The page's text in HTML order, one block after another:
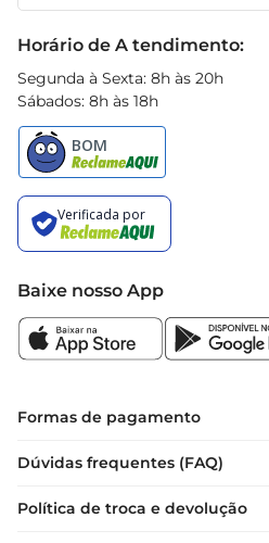
Horário de A tendimento:
Segunda à Sexta: 8h às 20h
Sábados: 8h às 18h
Baixe nosso App
Formas de pagamento
Dúvidas frequentes (FAQ)
Política de troca e devolução